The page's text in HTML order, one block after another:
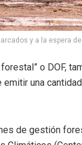
y a la espera
o DOF,
una
de gestión